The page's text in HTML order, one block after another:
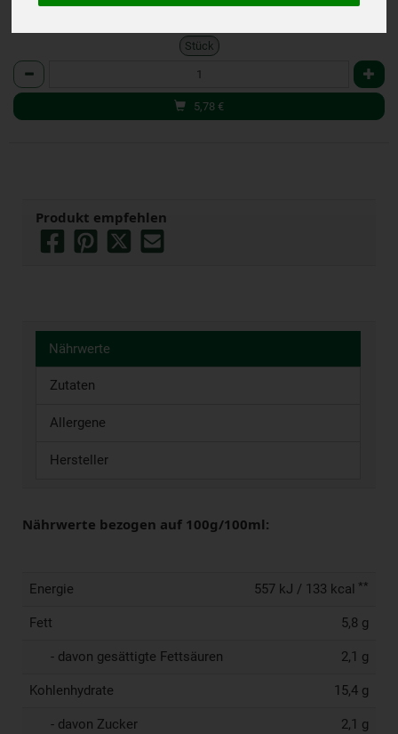
Stück
Anzahl
5,78 €
Produkt empfehlen
Nährwerte
Zutaten
Allergene
Hersteller
Nährwerte bezogen auf 100g/100ml:
Energie 557 kJ / 133 kcal **
Fett 5,8 g
- davon gesättigte Fettsäuren 2,1 g
Kohlenhydrate 15,4 g
- davon Zucker 2,1 g